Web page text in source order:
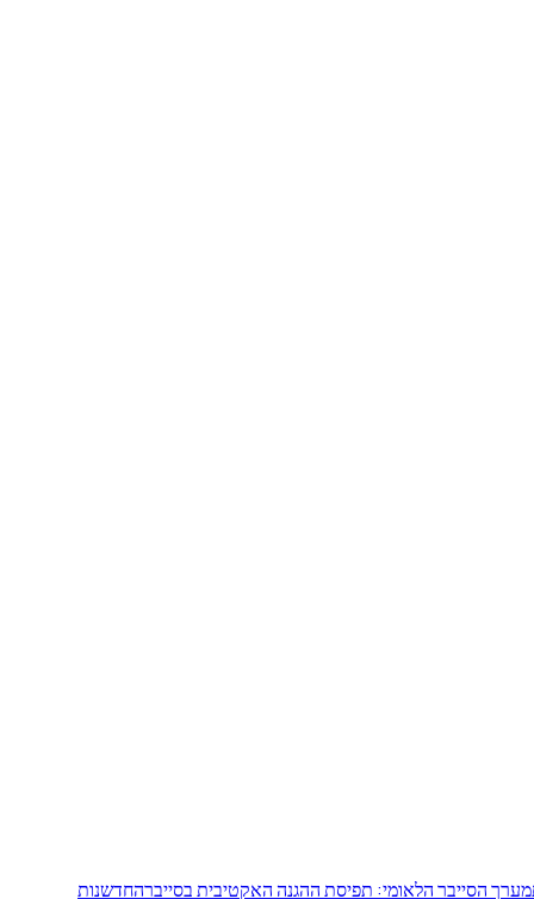
מערך הסייבר הלאומי: תפיסת ההגנה האקטיבית בסייברהחדשנות